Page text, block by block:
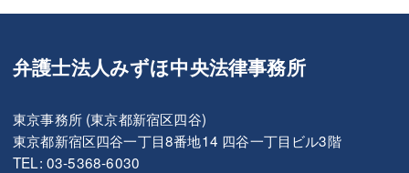
弁護士法人みずほ中央法律事務所
東京事務所 (東京都新宿区四谷)
東京都新宿区四谷一丁目8番地14 四谷一丁目ビル3階
TEL: 03-5368-6030